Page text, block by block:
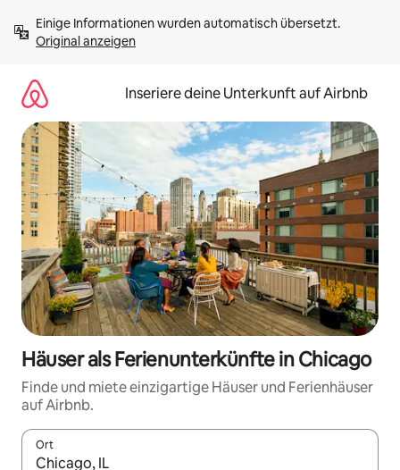
Inhalten
springenOriginal anzeigen
Inseriere deine Unterkunft auf Airbnb
Häuser als Ferienunterkünfte in Chicago
Finde und miete einzigartige Häuser und Ferienhäuser
auf Airbnb.
Ort
Wenn Ergebnisse verfügbar sind, navigiere mit den